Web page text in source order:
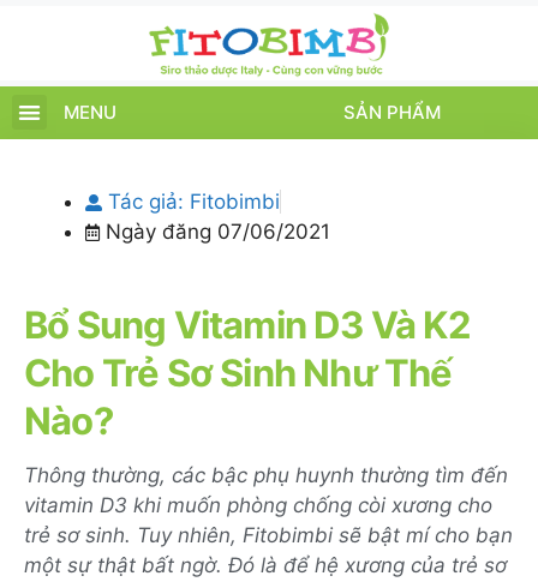
MENU SẢN PHẨM
Tác giả: Fitobimbi
Ngày đăng 07/06/2021
Bổ Sung Vitamin D3 Và K2
Cho Trẻ Sơ Sinh Như Thế
Nào?
Thông thường, các bậc phụ huynh thường tìm đến
vitamin D3 khi muốn phòng chống còi xương cho
trẻ sơ sinh. Tuy nhiên, Fitobimbi sẽ bật mí cho bạn
một sự thật bất ngờ. Đó là để hệ xương của trẻ sơ